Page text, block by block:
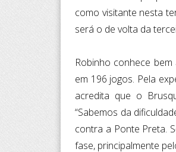
como visitante nesta
será o de volta da
Robinho conhece
em 196 jogos. Pela
acredita que o
“Sabemos da
contra a Ponte Preta.
fase, principalmente